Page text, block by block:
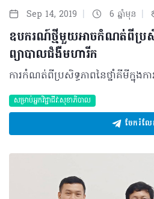
Sep 14, 2019 | 6 ឆ្នាំមុន |
ឧបករណ៍ថ្មីមួយអាចកំណត់ពីប្រសិទ្ធ
ព្យាបាលជំងឺមហារីក
សម្រាប់អ្នកវិជ្ជាជីវៈសុខាភិបាល
ចែករំល